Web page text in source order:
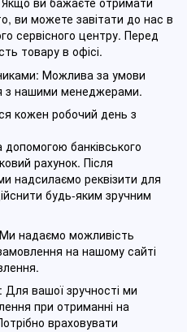
ви можете завітати до нас в
сервісного центру. Перед
товару в офісі.
Можлива за умови
з нашими менеджерами.
кожен робочий день з
банківського
рахунок. Після
надсилаємо реквізити для
будь-яким зручним
надаємо можливість
на нашому сайті
Для вашої зручності ми
при отриманні на
враховувати